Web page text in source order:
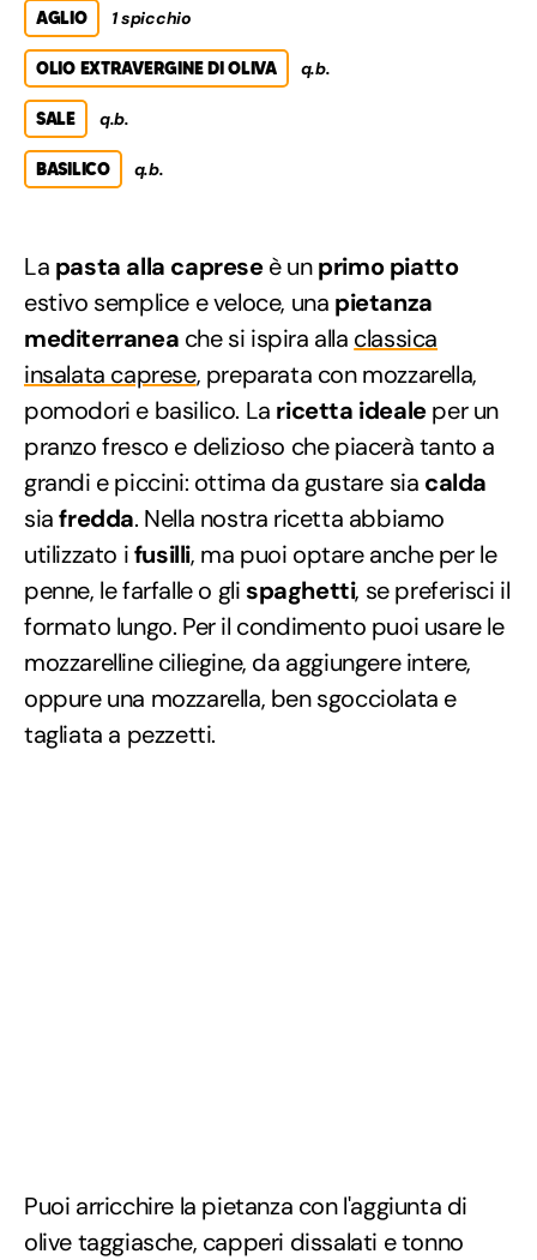
AGLIO 1 spicchio
OLIO EXTRAVERGINE DI OLIVA q.b.
SALE q.b.
BASILICO q.b.
La pasta alla capreseè unprimo piatto
estivo semplice e veloce, una pietanza
mediterranea che si ispira alla classica
insalata caprese, preparata con mozzarella,
pomodori e basilico. La ricetta idealeper un
pranzo fresco e delizioso che piacerà tanto a
grandi e piccini: ottima da gustare sia calda
siafredda. Nella nostra ricetta abbiamo
utilizzato ifusilli, ma puoi optare anche per le
penne, le farfalle o gli spaghetti, se preferisci il
formato lungo. Per il condimento puoi usare le
mozzarelline ciliegine, da aggiungere intere,
oppure una mozzarella, ben sgocciolata e
tagliata a pezzetti.
Puoi arricchire la pietanza con l'aggiunta di
olive taggiasche, capperi dissalati e tonno